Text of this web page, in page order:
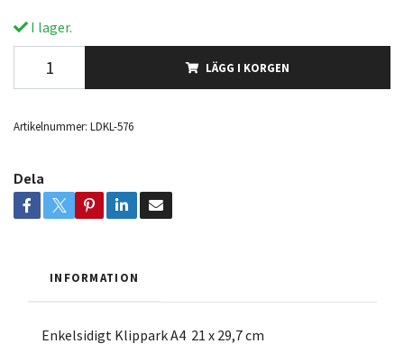
I lager.
LÄGG I KORGEN
Artikelnummer: LDKL-576
Dela
INFORMATION
Enkelsidigt Klippark A4 21 x 29,7 cm